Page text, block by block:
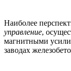
Наиболее
управление,
магнитными
заводах